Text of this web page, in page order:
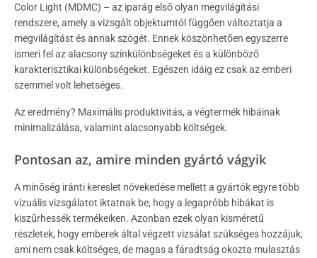
Color Light (MDMC) – az iparág első olyan megvilágítási
rendszere, amely a vizsgált objektumtól függően változtatja a
megvilágítást és annak szögét. Ennek köszönhetően egyszerre
ismeri fel az alacsony színkülönbségeket és a különböző
karakterisztikai különbségeket. Egészen idáig ez csak az emberi
szemmel volt lehetséges.
Az eredmény? Maximális produktivitás, a végtermék hibáinak
minimalizálása, valamint alacsonyabb költségek.
Pontosan az, amire minden gyártó vágyik
A minőség iránti kereslet növekedése mellett a gyártók egyre több
vizuális vizsgálatot iktatnak be, hogy a legapróbb hibákat is
kiszűrhessék termékeiken. Azonban ezek olyan kisméretű
részletek, hogy emberek által végzett vizsálat szükséges hozzájuk,
ami nem csak költséges, de magas a fáradtság okozta mulasztás